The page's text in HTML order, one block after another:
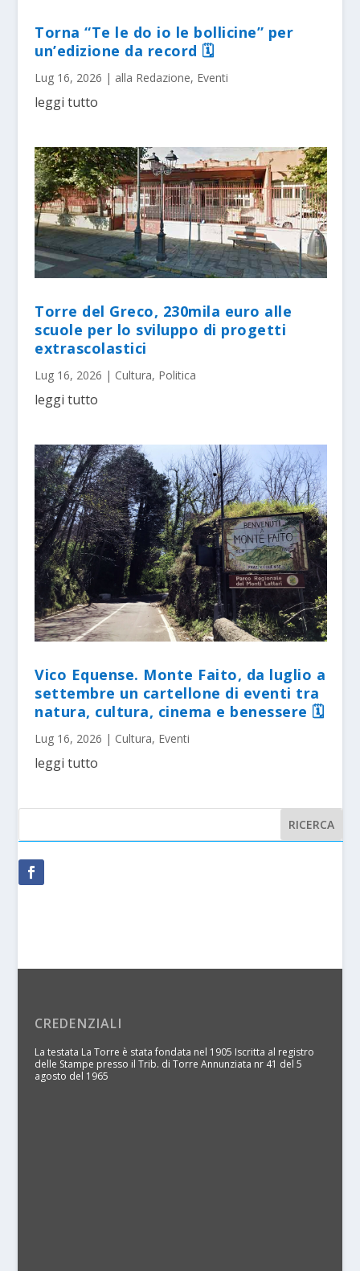
Torna “Te le do io le bollicine” per
un’edizione da record 🗓
Lug 16, 2026 | alla Redazione, Eventi
leggi tutto
Torre del Greco, 230mila euro alle
scuole per lo sviluppo di progetti
extrascolastici
Lug 16, 2026 | Cultura, Politica
leggi tutto
Vico Equense. Monte Faito, da luglio a
settembre un cartellone di eventi tra
natura, cultura, cinema e benessere 🗓
Lug 16, 2026 | Cultura, Eventi
leggi tutto
CREDENZIALI
La testata La Torre è stata fondata nel 1905 Iscritta al registro
delle Stampe presso il Trib. di Torre Annunziata nr 41 del 5
agosto del 1965